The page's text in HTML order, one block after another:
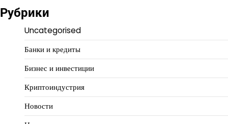
Рубрики
Uncategorised
Банки и кредиты
Бизнес и инвестиции
Криптоиндустрия
Новости